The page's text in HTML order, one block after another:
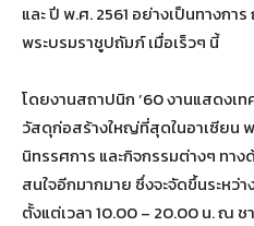
และ ปี พ.ศ. 2561 อย่างเป็นทางก
พระบรมราชูปถัมภ์ เมื่อเร็วๆ นี้
โดยงานสถาปนิก ’60 งานแสดงเ
วัสดุก่อสร้างใหญ่ที่สุดในอาเซียน
นิทรรศการ และกิจกรรมต่างๆ ทา
สนใจอีกมากมาย ซึ่งจะจัดขึ้นระหว่
ตั้งแต่เวลา 10.00 – 20.00 น. ณ